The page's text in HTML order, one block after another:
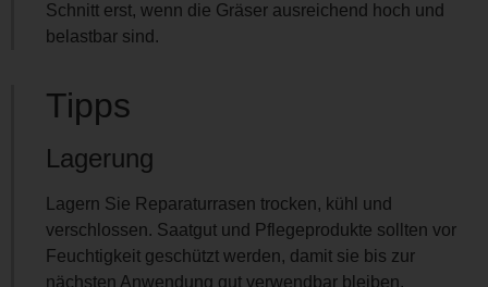
Schnitt erst, wenn die Gräser ausreichend hoch und
belastbar sind.
Tipps
Lagerung
Lagern Sie Reparaturrasen trocken, kühl und
verschlossen. Saatgut und Pflegeprodukte sollten vor
Feuchtigkeit geschützt werden, damit sie bis zur
nächsten Anwendung gut verwendbar bleiben.